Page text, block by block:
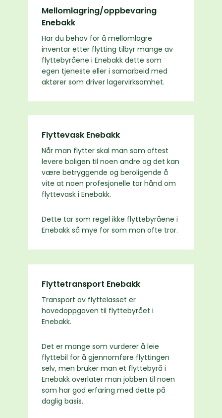
Mellomlagring/oppbevaring
Enebakk
Har du behov for å mellomlagre
inventar etter flytting tilbyr mange av
flyttebyråene i Enebakk dette som
egen tjeneste eller i samarbeid med
aktører som driver lagervirksomhet.
Flyttevask Enebakk
Når man flytter skal man som oftest
levere boligen til noen andre og det kan
være betryggende og beroligende å
vite at noen profesjonelle tar hånd om
flyttevask i Enebakk.
Dette tar som regel ikke flyttebyråene i
Enebakk så mye for som man ofte tror.
Flyttetransport Enebakk
Transport av flyttelasset er
hovedoppgaven til flyttebyrået i
Enebakk.
Det er mange som vurderer å leie
flyttebil for å gjennomføre flyttingen
selv, men bruker man et flyttebyrå i
Enebakk overlater man jobben til noen
som har god erfaring med dette på
daglig basis.